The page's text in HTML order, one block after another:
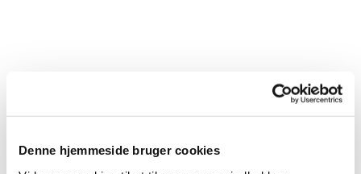
Denne hjemmeside bruger cookies